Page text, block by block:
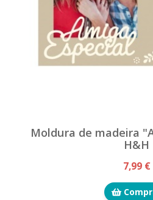
Moldura de madeira
H&H
7,99 €